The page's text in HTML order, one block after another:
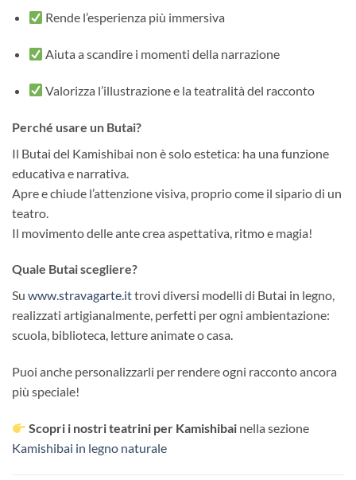
Rende l’esperienza più immersiva
Aiuta a scandire i momenti della narrazione
Valorizza l’illustrazione e la teatralità del racconto
Perché usare un Butai?
Il Butai del Kamishibai non è solo estetica: ha una funzione
educativa e narrativa.
Apre e chiude l’attenzione visiva, proprio come il sipario di un
teatro.
Il movimento delle ante crea aspettativa, ritmo e magia!
Quale Butai scegliere?
Su www.stravagarte.ittrovi diversi modelli di Butai in legno,
realizzati artigianalmente, perfetti per ogni ambientazione:
scuola, biblioteca, letture animate o casa.
Puoi anche personalizzarli per rendere ogni racconto ancora
più speciale!
Scopri i nostri teatrini per Kamishibai nella sezione
Kamishibai in legno naturale